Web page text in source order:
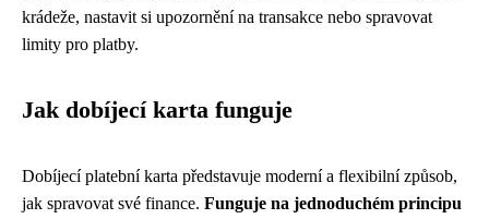
krádeže, nastavit si upozornění na transakce nebo spravovat
limity pro platby.
Jak dobíjecí karta funguje
Dobíjecí platební karta představuje moderní a flexibilní způsob,
jak spravovat své finance. Funguje na jednoduchém principu